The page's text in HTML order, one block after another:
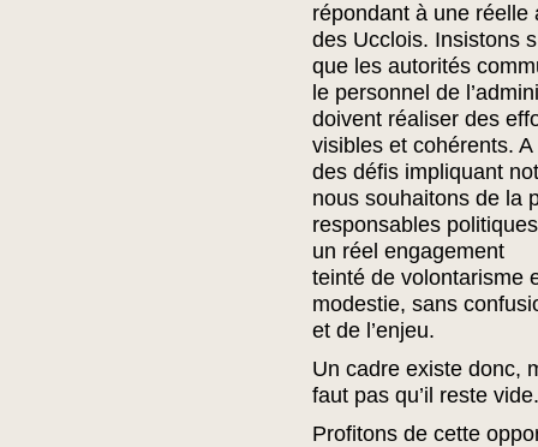
répondant à une réelle
des Ucclois. Insistons
que les autorités
le personnel de
doivent réaliser des
visibles et cohérents. A
des défis impliquant
nous souhaitons de la
responsables
un réel engagement
teinté de volontarisme
modestie, sans
et de l’enjeu.
Un cadre existe donc,
faut pas qu’il reste vide.
Profitons de cette